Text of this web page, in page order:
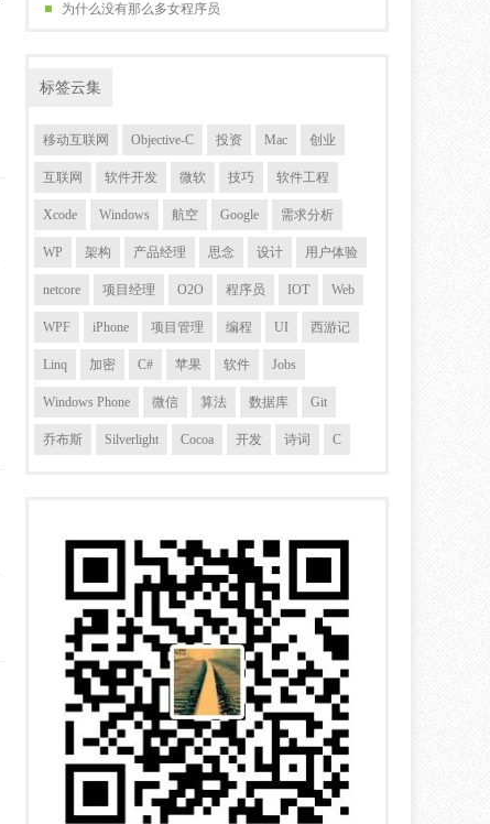
为什么没有那么多女程序员
标签云集
移动互联网 Objective-C 投资 Mac 创业
互联网 软件开发 微软 技巧 软件工程
Xcode Windows 航空 Google 需求分析
WP 架构 产品经理 思念 设计 用户体验
netcore 项目经理 O2O 程序员 IOT Web
WPF iPhone 项目管理 编程 UI 西游记
Linq 加密 C# 苹果 软件 Jobs
Windows Phone 微信 算法 数据库 Git
乔布斯 Silverlight Cocoa 开发 诗词 C